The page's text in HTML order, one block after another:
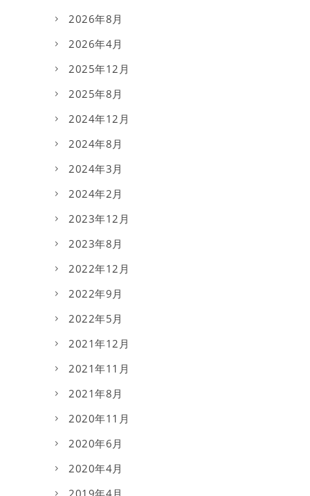
2026年8月
2026年4月
2025年12月
2025年8月
2024年12月
2024年8月
2024年3月
2024年2月
2023年12月
2023年8月
2022年12月
2022年9月
2022年5月
2021年12月
2021年11月
2021年8月
2020年11月
2020年6月
2020年4月
2019年4月